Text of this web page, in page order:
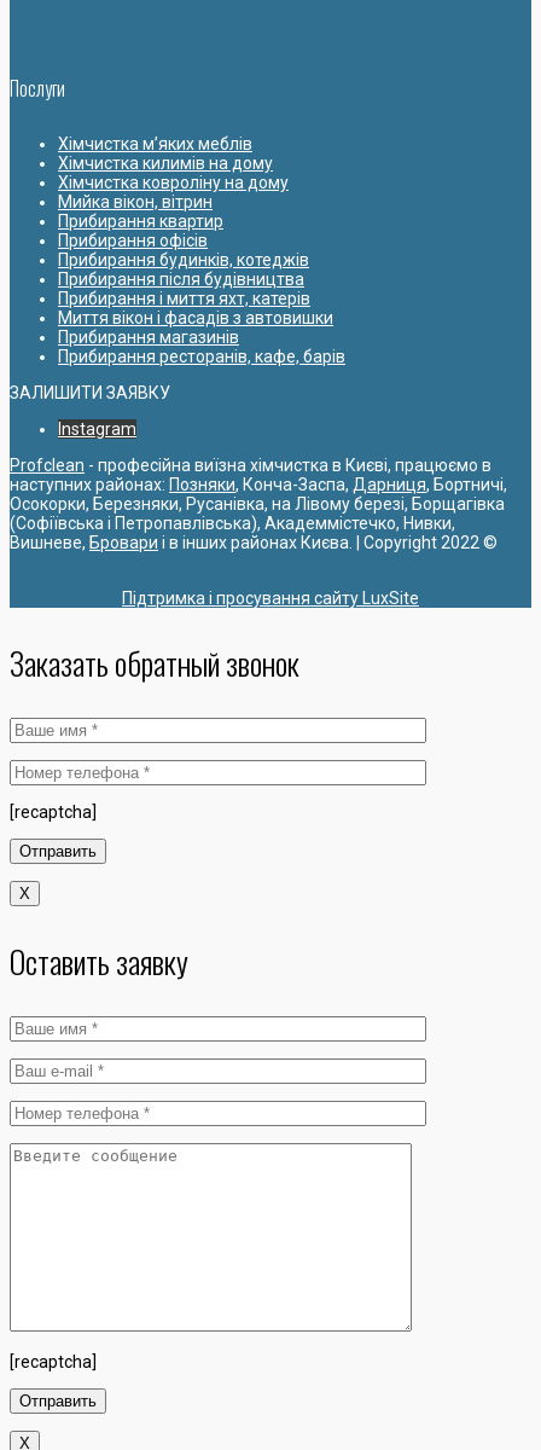
Послуги
Хімчистка м’яких меблів
Хімчистка килимів на дому
Хімчистка ковроліну на дому
Мийка вікон, вітрин
Прибирання квартир
Прибирання офісів
Прибирання будинків, котеджів
Прибирання після будівництва
Прибирання і миття яхт, катерів
Миття вікон і фасадів з автовишки
Прибирання магазинів
Прибирання ресторанів, кафе, барів
ЗАЛИШИТИ ЗАЯВКУ
Instagram
Profclean - професійна виїзна хімчистка в Києві, працюємо в
наступних районах: Позняки, Конча-Заспа, Дарниця, Бортничі,
Осокорки, Березняки, Русанівка, на Лівому березі, Борщагівка
(Софіївська і Петропавлівська), Академмістечко, Нивки,
Вишневе, Бровари і в інших районах Києва. | Copyright 2022 ©
Підтримка і просування сайту LuxSite
Заказать обратный звонок
[recaptcha]
X
Оставить заявку
[recaptcha]
X